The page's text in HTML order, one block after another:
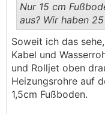
Nur 15 cm
aus? Wir haben
Soweit ich das
Kabel und
und Rolljet oben
Heizungsrohre auf
1,5cm Fußboden.